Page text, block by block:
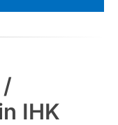
IHK